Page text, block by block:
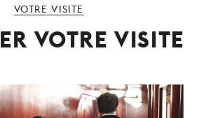
MAGAZINE
TICKETS &
ABONNEMENTS
VOTRE VISITE
VOTRE VISITE